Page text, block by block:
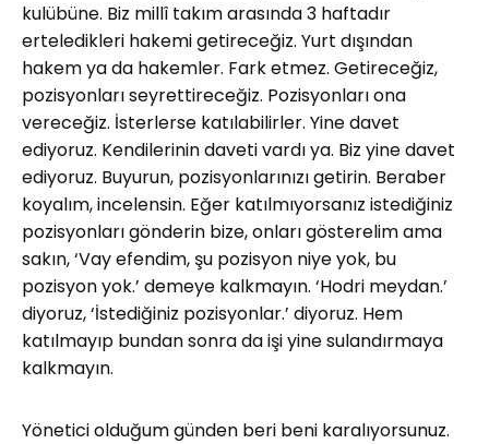
kulübüne. Biz millî takım arasında 3 haftadır
erteledikleri hakemi getireceğiz. Yurt dışından
hakem ya da hakemler. Fark etmez. Getireceğiz,
pozisyonları seyrettireceğiz. Pozisyonları ona
vereceğiz. İsterlerse katılabilirler. Yine davet
ediyoruz. Kendilerinin daveti vardı ya. Biz yine davet
ediyoruz. Buyurun, pozisyonlarınızı getirin. Beraber
koyalım, incelensin. Eğer katılmıyorsanız istediğiniz
pozisyonları gönderin bize, onları gösterelim ama
sakın, ‘Vay efendim, şu pozisyon niye yok, bu
pozisyon yok.’ demeye kalkmayın. ‘Hodri meydan.’
diyoruz, ‘İstediğiniz pozisyonlar.’ diyoruz. Hem
katılmayıp bundan sonra da işi yine sulandırmaya
kalkmayın.
Yönetici olduğum günden beri beni karalıyorsunuz.